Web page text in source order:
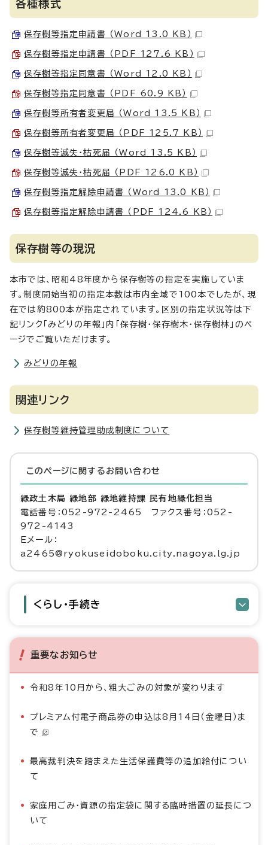
各種様式
保存樹等指定申請書 （Word 13.0 KB）
保存樹等指定申請書 （PDF 127.6 KB）
保存樹等指定同意書 （Word 12.0 KB）
保存樹等指定同意書 （PDF 60.9 KB）
保存樹等所有者変更届 （Word 13.5 KB）
保存樹等所有者変更届 （PDF 125.7 KB）
保存樹等滅失・枯死届 （Word 13.5 KB）
保存樹等滅失・枯死届 （PDF 126.0 KB）
保存樹等指定解除申請書 （Word 13.0 KB）
保存樹等指定解除申請書 （PDF 124.6 KB）
保存樹等の現況
本市では、昭和48年度から保存樹等の指定を実施していま
す。制度開始当初の指定本数は市内全域で100本でしたが、現
在では約800本が指定されています。区別の指定状況等は下
記リンク「みどりの年報」内「保存樹・保存樹木・保存樹林」のペ
ージでご覧いただけます。
みどりの年報
関連リンク
保存樹等維持管理助成制度について
このページに関する お問い合わせ
緑政土木局 緑地部 緑地維持課 民有地緑化担当
電話番号：052-972-2465 ファクス番号：052-
972-4143
Eメール：
a2465@ryokuseidoboku.city.nagoya.lg.jp
くらし・手続き
重要なお知らせ
令和8年10月から、粗大ごみの対象が変わります
プレミアム付電子商品券の申込は8月14日（金曜日）ま
で
最高裁判決を踏まえた生活保護費等の追加給付につい
て
家庭用ごみ・資源の指定袋に関する臨時措置の延長につ
いて